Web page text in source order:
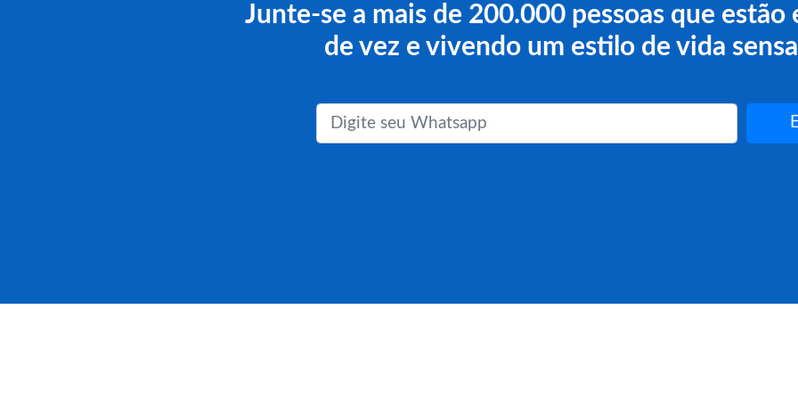
Junte-se a mais de 200.000 pessoas que estão
de vez e vivendo um estilo de vida